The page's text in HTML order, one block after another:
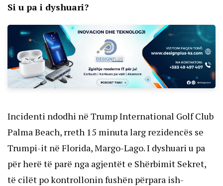
Si u pa i dyshuari?
Incidenti ndodhi në Trump International Golf Club
Palma Beach, rreth 15 minuta larg rezidencës se
Trumpi-it në Florida, Margo-Lago. I dyshuari u pa
për herë të parë nga agjentët e Shërbimit Sekret,
të cilët po kontrollonin fushën përpara ish-